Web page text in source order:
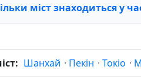
міст знаходиться у
Шанхай · Пекін · Токіо ·